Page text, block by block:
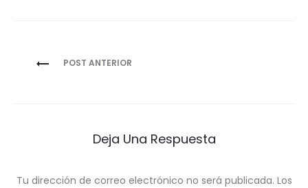
Navegación
POST ANTERIOR
Deja Una Respuesta
Tu dirección de correo electrónico no será publicada. Los